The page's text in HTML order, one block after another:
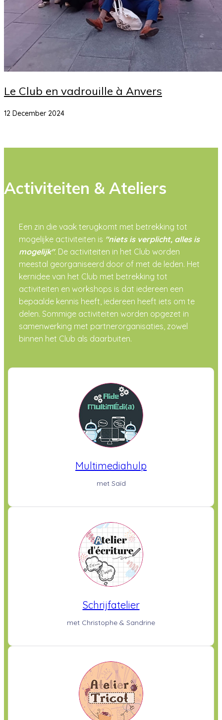
Le Club en vadrouille à Anvers
12 December 2024
Activiteiten & Ateliers
Een zin die vaak terugkomt met betrekking tot
mogelijke activiteiten is "niets is verplicht, alles is
mogelijk". De activiteiten in het Club worden
meestal georganiseerd door of met de leden. Het
kernidee van het Club met betrekking tot
activiteiten en workshops is dat iedereen een
bepaalde kennis heeft, iedereen heeft iets om te
delen. Sommige activiteiten worden opgezet in
samenwerking met partnerorganisaties, zowel
binnen het Club als daarbuiten.
Multimediahulp
met Saïd
Schrijfatelier
met Christophe & Sandrine